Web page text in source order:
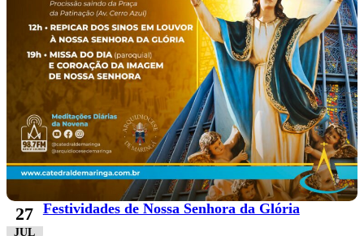
27
JUL
Festividades de Nossa Senhora da Glória